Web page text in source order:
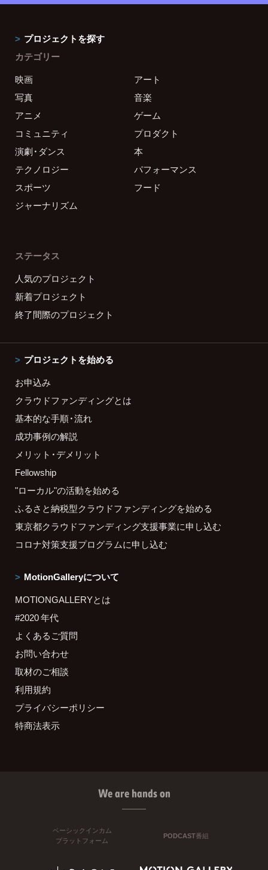
プロジェクトを探す
カテゴリー
映画
アート
写真
音楽
アニメ
ゲーム
コミュニティ
プロダクト
演劇・ダンス
本
テクノロジー
パフォーマンス
スポーツ
フード
ジャーナリズム
ステータス
人気のプロジェクト
新着プロジェクト
終了間際のプロジェクト
プロジェクトを始める
お申込み
クラウドファンディングとは
基本的な手順・流れ
成功事例の解説
メリット・デメリット
Fellowship
"ローカル"の活動を始める
ふるさと納税型クラウドファンディングを始める
東京都クラウドファンディング支援事業に申し込む
コロナ対策支援プログラムに申し込む
MotionGalleryについて
MOTIONGALLERYとは
#2020 年代
よくあるご質問
お問い合わせ
取材のご相談
利用規約
プライバシーポリシー
特商法表示
We are hands on
ベーシックインカム
プラットフォーム
PODCAST番組